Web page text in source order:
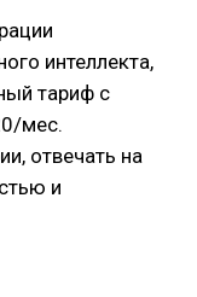
интеллекта,
тариф с
мес.
отвечать на
и